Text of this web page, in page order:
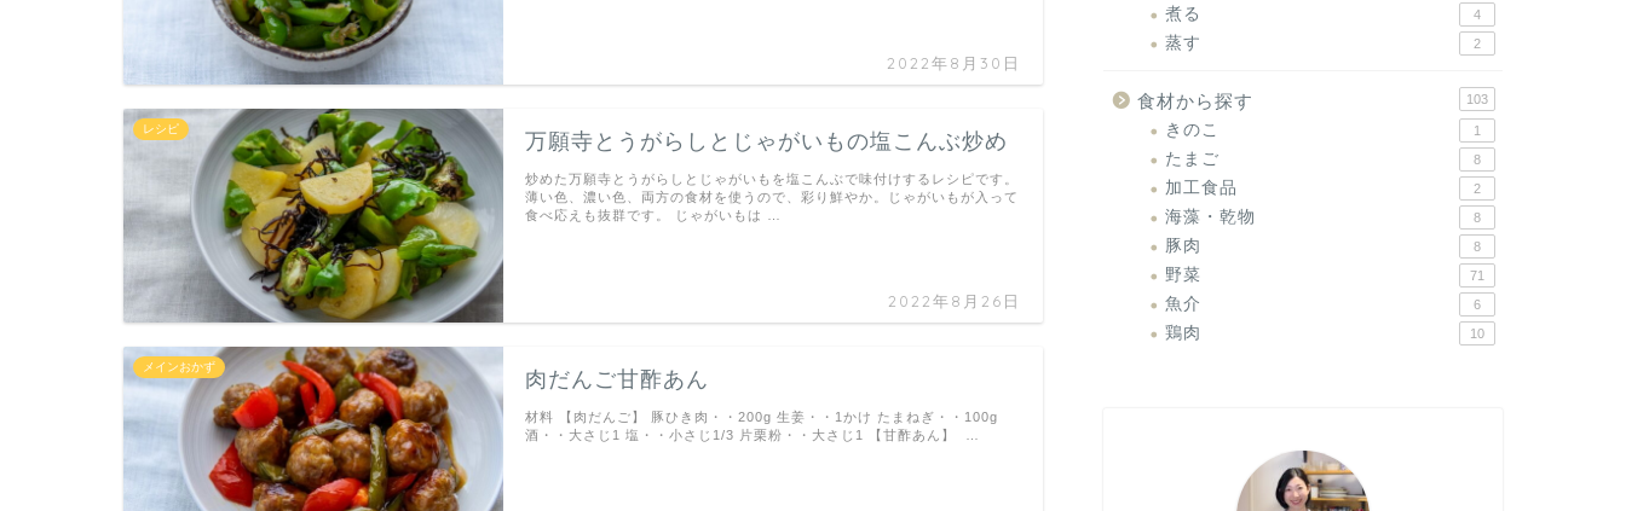
2022年8月30日
レシピ
万願寺とうがらしとじゃがいもの塩こんぶ炒め
2022年8月26日
炒めた万願寺とうがらしとじゃがいもを塩こんぶで味付けするレシピです。
薄い色、濃い色、両方の食材を使うので、彩り鮮やか。じゃがいもが入って
食べ応えも抜群です。 じゃがいもは …
メインおかず
肉だんご甘酢あん
材料 【肉だんご】 豚ひき肉・・200g 生姜・・1かけ たまねぎ・・100g
酒・・大さじ1 塩・・小さじ1/3 片栗粉・・大さじ1 【甘酢あん】 …
煮る 4
蒸す 2
食材から探す 103
きのこ 1
たまご 8
加工食品 2
海藻・乾物 8
豚肉 8
野菜 71
魚介 6
鶏肉 10